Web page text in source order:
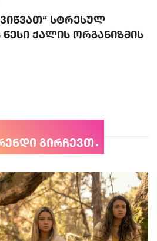
სტრესულ
ქალის ორგანიზმის
გირჩევთ